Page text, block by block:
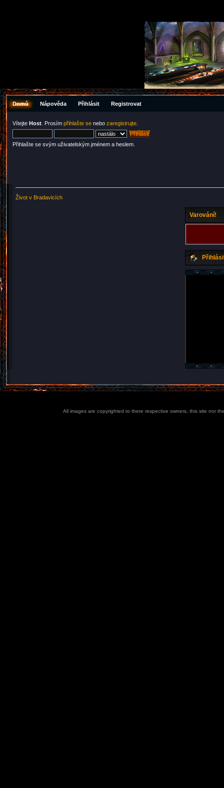
Domů Nápověda Přihlásit Registrovat
Vítejte Host . Prosím přihlašte se nebo zaregistrujte
Přihlašte se svým uživatelským jménem a heslem.
Život v Bradavicích
Varování!
All images are copyrighted to there respective owners, this site nor